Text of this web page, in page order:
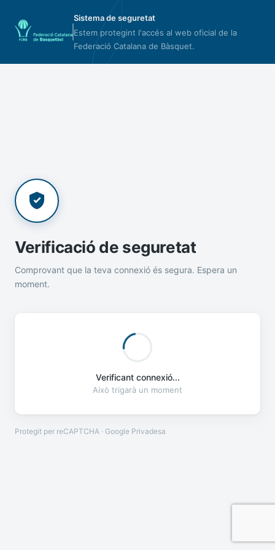
Sistema de seguretat
Estem protegint l'accés al web oficial de la
Federació Catalana de Bàsquet.
Verificació de seguretat
Comprovant que la teva connexió és segura. Espera un
moment.
Verificant connexió...
Això trigarà un moment
Protegit per reCAPTCHA · Google Privadesa